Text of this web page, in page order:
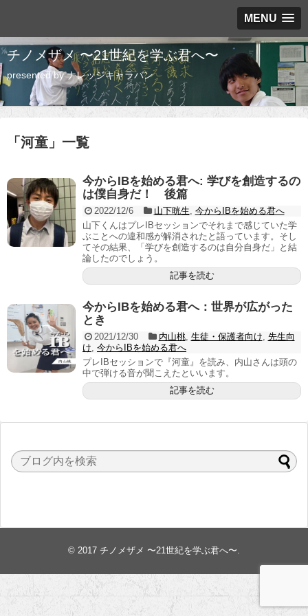
MENU
チノメザメ 〜21世紀を学ぶ君へ〜
presented by ナレッジキャラバン
「 河童 」 一覧
今からIBを始める君へ: 学びを創造するの
は僕自身だ！ 後篇
2022/12/6 山下晄生 今からIBを始める君へ
山下くんはプレIBセッションでそれまで感じていた学
ぶことへの違和感が解消されたと語っています。そし
てその結果、「学びを創造するのは自分自身だ」と結
論したのでしょう。
記事を読む
今からIBを始める君へ：世界が広がった
とき
2021/12/30 内山桃, 生徒・保護者向け 先生向
け 今からIBを始める君へ
プレIBセッションで『河童』を読み、内山さんは頭の
中で弾ける音が聞こえたといいます。
記事を読む
© 2017 チノメザメ 〜21世紀を学ぶ君へ〜